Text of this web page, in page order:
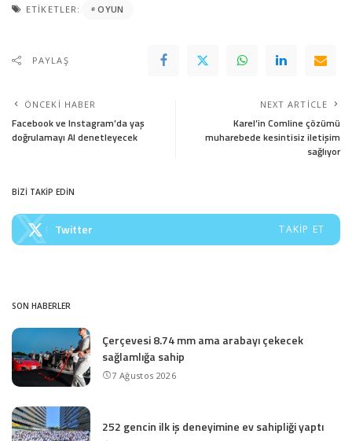
ETIKETLER: OYUN
PAYLAŞ
ÖNCEKI HABER
Facebook ve Instagram’da yaş
doğrulamayı AI denetleyecek
NEXT ARTICLE
Karel’in Comline çözümü
muharebede kesintisiz iletişim
sağlıyor
BİZİ TAKİP EDİN
Twitter TAKIP ET
SON HABERLER
Çerçevesi 8.74 mm ama arabayı çekecek
sağlamlığa sahip
7 Ağustos 2026
252 gencin ilk iş deneyimine ev sahipliği yaptı